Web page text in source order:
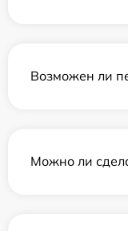
Возможен ли
Можно ли